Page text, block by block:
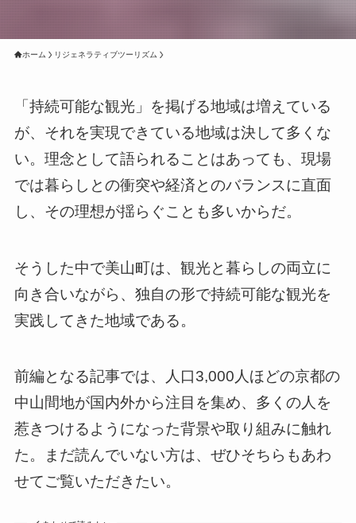
ホーム リジェネラティブツーリズム
「持続可能な観光」を掲げる地域は増えている
が、それを実現できている地域は決して多くな
い。理念として語られることはあっても、現場
では暮らしとの衝突や経済とのバランスに直面
し、その理想が揺らぐことも多いからだ。
そうした中で美山町は、観光と暮らしの両立に
向き合いながら、独自の形で持続可能な観光を
実践してきた地域である。
前編となる記事では、人口3,000人ほどの京都の
中山間地が国内外から注目を集め、多くの人を
惹きつけるようになった背景や取り組みに触れ
た。まだ読んでいない方は、ぜひそちらもあわ
せてご覧いただきたい。